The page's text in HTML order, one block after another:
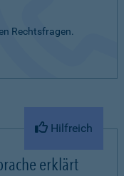
Rechtsfragen.
Hilfreich
erklärt